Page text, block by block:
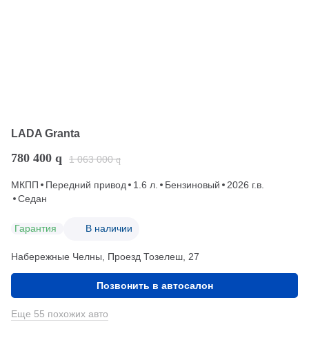
LADA Granta
780 400 q 1 063 000 q
МКПП Передний привод 1.6 л. Бензиновый
2026 г.в.
Седан
Гарантия В наличии
Набережные Челны, Проезд ​Тозелеш, 27
Позвонить в автосалон
Еще 55 похожих авто